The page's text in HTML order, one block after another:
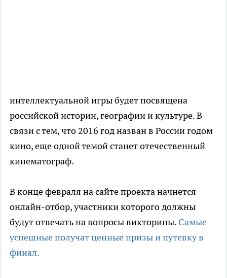
интеллектуальной игры будет посвящена
российской истории, географии и культуре. В
связи с тем, что 2016 год назван в России годом
кино, еще одной темой станет отечественный
кинематограф.
В конце февраля на сайте проекта начнется
онлайн-отбор, участники которого должны
будут отвечать на вопросы викторины. Самые
успешные получат ценные призы и путевку в
финал.